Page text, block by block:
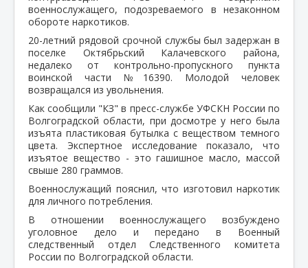
военнослужащего, подозреваемого в незаконном
обороте наркотиков.
20-летний рядовой срочной службы был задержан в
поселке Октябрьский Калачевского района,
недалеко от контрольно-пропускного пункта
воинской части №16390. Молодой человек
возвращался из увольнения.
Как сообщили "КЗ" в пресс-службе УФСКН России по
Волгоградской области, при досмотре у него была
изъята пластиковая бутылка с веществом темного
цвета. Экспертное исследование показало, что
изъятое вещество - это гашишное масло, массой
свыше 280 граммов.
Военнослужащий пояснил, что изготовил наркотик
для личного потребления.
В отношении военнослужащего возбуждено
уголовное дело и передано в Военный
следственный отдел Следственного комитета
России по Волгоградской области.